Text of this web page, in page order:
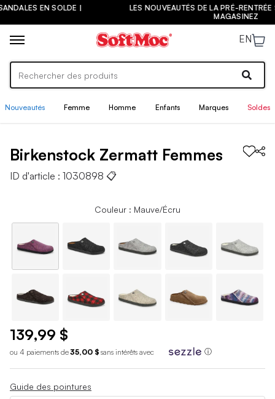
LES NOUVEAUTÉS DE LA PRÉ-RENTRÉE SONT ARRIVÉES ! |
EN
Nouveautés Femme Homme Enfants Marques Soldes
Birkenstock Zermatt Femmes
ID d'article : 1030898 📋
Couleur : Mauve/Écru
139,99 $
ou 4 paiements de35,00 $ sans intérêts avec ⓘ
Guide des pointures